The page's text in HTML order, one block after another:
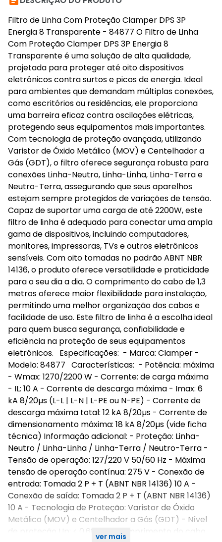
Filtro de Linha Com Proteção Clamper DPS 3P
Energia 8 Transparente - 84877 O Filtro de Linha
Com Proteção Clamper DPS 3P Energia 8
Transparente é uma solução de alta qualidade,
projetada para proteger até oito dispositivos
eletrônicos contra surtos e picos de energia. Ideal
para ambientes que demandam múltiplas conexões,
como escritórios ou residências, ele proporciona
uma barreira eficaz contra oscilações elétricas,
protegendo seus equipamentos mais importantes.
Com tecnologia de proteção avançada, utilizando
Varistor de Óxido Metálico (MOV) e Centelhador a
Gás (GDT), o filtro oferece segurança robusta para
conexões Linha-Neutro, Linha-Linha, Linha-Terra e
Neutro-Terra, assegurando que seus aparelhos
estejam sempre protegidos de variações de tensão.
Capaz de suportar uma carga de até 2200W, este
filtro de linha é adequado para conectar uma ampla
gama de dispositivos, incluindo computadores,
monitores, impressoras, TVs e outros eletrônicos
sensíveis. Com oito tomadas no padrão ABNT NBR
14136, o produto oferece versatilidade e praticidade
para o seu dia a dia. O comprimento do cabo de 1,3
metros oferece maior flexibilidade para instalação,
permitindo uma melhor organização dos cabos e
facilidade de uso. Este filtro de linha é a escolha ideal
para quem busca segurança, confiabilidade e
eficiência na proteção de seus equipamentos
eletrônicos. Especificações: - Marca: Clamper -
Modelo: 84877 Características: - Potência: máxima
- Wmax: 1270/2200 W - Corrente: de carga máxima
- IL: 10 A - Corrente de descarga máxima - Imax: 6
kA 8/20µs (L-L | L-N | L-PE ou N-PE) - Corrente de
descarga máxima total: 12 kA 8/20µs - Corrente de
dimensionamento máxima: 18 kA 8/20µs (vide ficha
técnica) Informação adicional: - Proteção: Linha-
Neutro / Linha-Linha / Linha-Terra / Neutro-Terra -
Tensão de operação: 127/220 V 50/60 Hz - Máxima
tensão de operação contínua: 275 V - Conexão de
entrada: Tomada 2 P + T (ABNT NBR 14136) 10 A -
Conexão de saída: Tomada 2 P + T (ABNT NBR 14136)
10 A - Tecnologia de Proteção: Varistor de Óxido
Metálico (MOV) e Centelhador a Gás (GDT) - Nível
de proteção Up: < 0,68 kV - Comprimento do cabo
ver mais